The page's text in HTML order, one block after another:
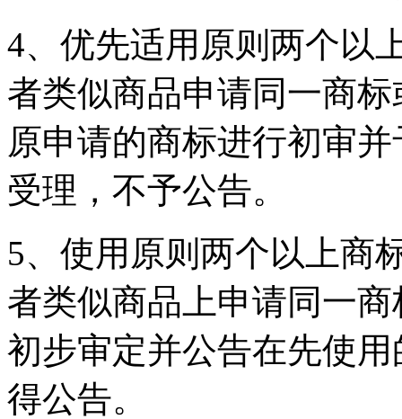
4、优先适用原则两个以
者类似商品申请同一商
原申请的商标进行初审
受理，不予公告。
5、使用原则两个以上商
者类似商品上申请同一
初步审定并公告在先使
得公告。